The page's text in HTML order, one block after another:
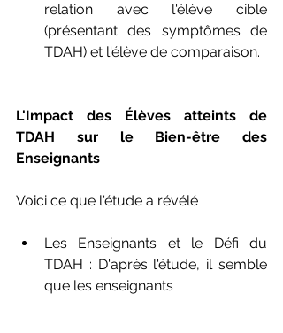
relation avec l'élève cible
(présentant des symptômes de
TDAH) et l'élève de comparaison.
L'Impact des Élèves atteints de
TDAH sur le Bien-être des
Enseignants
Voici ce que l'étude a révélé :
Les Enseignants et le Défi du
TDAH : D'après l'étude, il semble
que les enseignants